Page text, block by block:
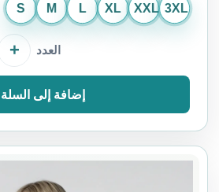
S M L XL XXL 3XL
العدد +
إضافة إلى السلة